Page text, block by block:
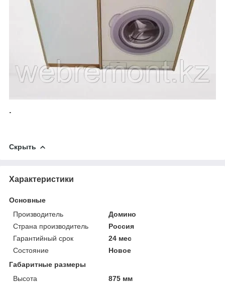
.
Скрыть
Характеристики
Основные
Производитель
Домино
Страна производитель
Россия
Гарантийный срок
24 мес
Состояние
Новое
Габаритные размеры
Высота
875 мм